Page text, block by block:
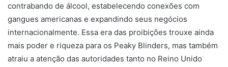
contrabando de álcool, estabelecendo conexões com
gangues americanas e expandindo seus negócios
internacionalmente. Essa era das proibições trouxe ainda
mais poder e riqueza para os Peaky Blinders, mas também
atraiu a atenção das autoridades tanto no Reino Unido